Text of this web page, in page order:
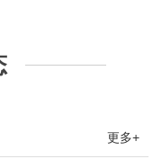
更多+